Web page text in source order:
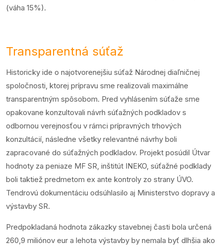
(váha 15%).
Transparentná súťaž
Historicky ide o najotvorenejšiu súťaž Národnej diaľničnej
spoločnosti, ktorej prípravu sme realizovali maximálne
transparentným spôsobom. Pred vyhlásením súťaže sme
opakovane konzultovali návrh súťažných podkladov s
odbornou verejnosťou v rámci prípravných trhových
konzultácií, následne všetky relevantné návrhy boli
zapracované do súťažných podkladov. Projekt posúdil Útvar
hodnoty za peniaze MF SR, inštitút INEKO, súťažné podklady
boli taktiež predmetom ex ante kontroly zo strany ÚVO.
Tendrovú dokumentáciu odsúhlasilo aj Ministerstvo dopravy a
výstavby SR.
Predpokladaná hodnota zákazky stavebnej časti bola určená
260,9 miliónov eur a lehota výstavby by nemala byť dlhšia ako